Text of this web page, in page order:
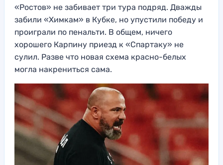
«Ростов» не забивает три тура подряд. Дважды
забили «Химкам» в Кубке, но упустили победу и
проиграли по пенальти. В общем, ничего
хорошего Карпину приезд к «Спартаку» не
сулил. Разве что новая схема красно-белых
могла накрениться сама.